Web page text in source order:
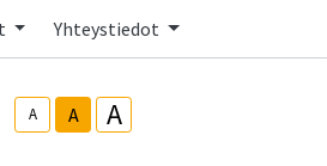
Yhteystiedot
A A A